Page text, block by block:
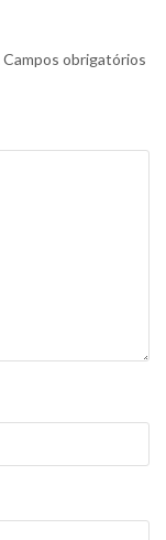
Campos obrigatórios